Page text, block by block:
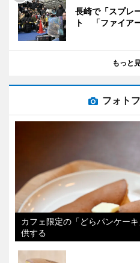
長崎で「スプレ
ト 「ファイア
もっと
フォト
カフェ限定の「どらパンケー
供する